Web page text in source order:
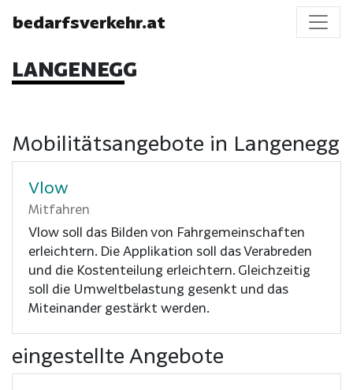
bedarfsverkehr.at
LANGENEGG
Mobilitätsangebote in Langenegg
Vlow
Mitfahren
Vlow soll das Bilden von Fahrgemeinschaften
erleichtern. Die Applikation soll das Verabreden
und die Kostenteilung erleichtern. Gleichzeitig
soll die Umweltbelastung gesenkt und das
Miteinander gestärkt werden.
eingestellte Angebote